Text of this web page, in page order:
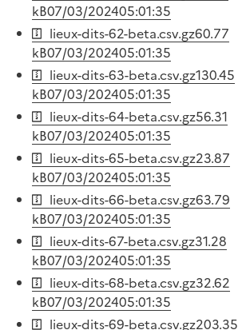
kB07/03/202405:01:35
lieux-dits-62-beta.csv.gz60.77
kB07/03/202405:01:35
lieux-dits-63-beta.csv.gz130.45
kB07/03/202405:01:35
lieux-dits-64-beta.csv.gz56.31
kB07/03/202405:01:35
lieux-dits-65-beta.csv.gz23.87
kB07/03/202405:01:35
lieux-dits-66-beta.csv.gz63.79
kB07/03/202405:01:35
lieux-dits-67-beta.csv.gz31.28
kB07/03/202405:01:35
lieux-dits-68-beta.csv.gz32.62
kB07/03/202405:01:35
lieux-dits-69-beta.csv.gz203.35